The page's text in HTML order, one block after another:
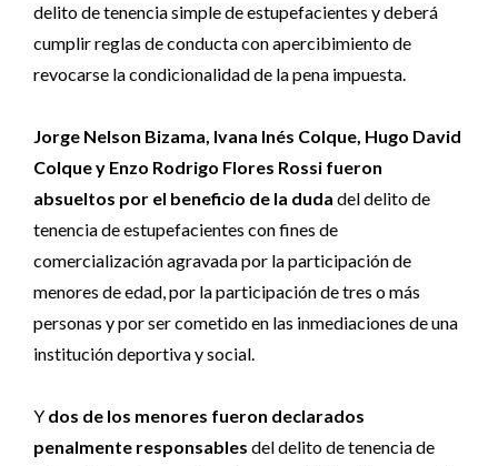
delito de tenencia simple de estupefacientes y deberá
cumplir reglas de conducta con apercibimiento de
revocarse la condicionalidad de la pena impuesta.
Jorge Nelson Bizama, Ivana Inés Colque, Hugo David
Colque y Enzo Rodrigo Flores Rossi fueron
absueltos por el beneficio de la duda del delito de
tenencia de estupefacientes con fines de
comercialización agravada por la participación de
menores de edad, por la participación de tres o más
personas y por ser cometido en las inmediaciones de una
institución deportiva y social.
Y dos de los menores fueron declarados
penalmente responsables del delito de tenencia de